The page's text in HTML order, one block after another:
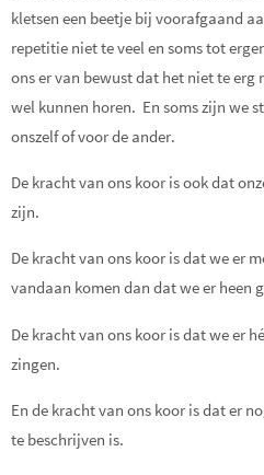
kletsen een beetje bij voorafgaand
repetitie niet te veel en soms tot
ons er van bewust dat het niet te
wel kunnen horen. En soms zijn we
onszelf of voor de ander.
De kracht van ons koor is ook dat
zijn.
De kracht van ons koor is dat we er
vandaan komen dan dat we er heen
De kracht van ons koor is dat we er
zingen.
En de kracht van ons koor is dat er
te beschrijven is.